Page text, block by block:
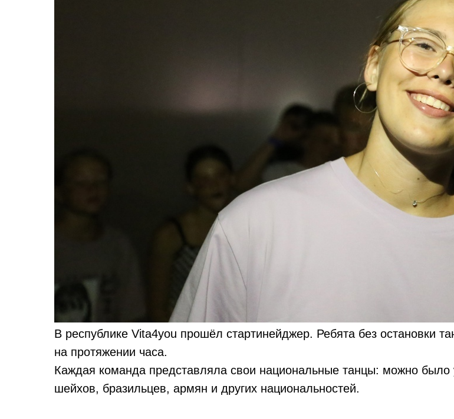
В республике Vita4you прошёл стартинейджер. Ребята без остановки
на протяжении часа.
Каждая команда представляла свои национальные танцы: можно было
шейхов, бразильцев, армян и других национальностей.